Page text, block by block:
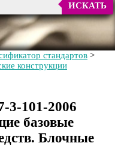
ИСКАТЬ
стандартов >
конструкции
101-2006
базовые
Блочные